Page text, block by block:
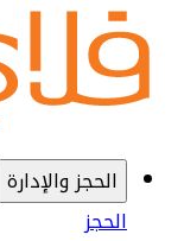
الحجز والإدارة
الحجز